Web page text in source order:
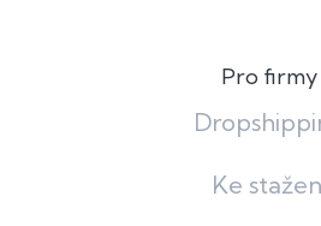
Pro firmy
Ke